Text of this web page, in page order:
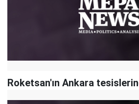
Roketsan'ın Ankara